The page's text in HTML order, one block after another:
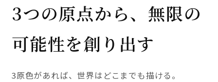
3つの原点から、無限の
可能性を創り出す
3原色があれば、世界はどこまでも描ける。